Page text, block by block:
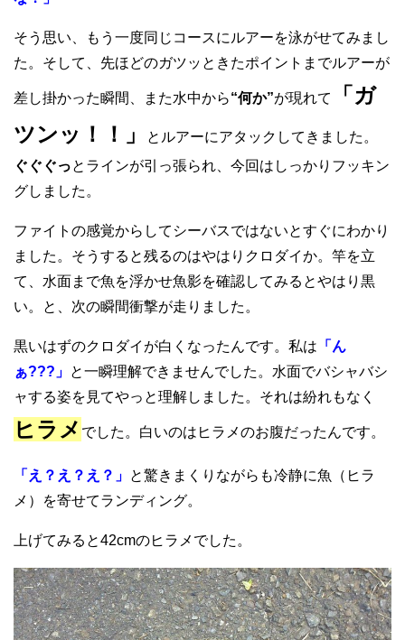
そう思い、もう一度同じコースにルアーを泳がせてみまし
た。そして、先ほどのガツッときたポイントまでルアーが
差し掛かった瞬間、また水中から“何か”が現れて
「ガ
ツンッ！！」
とルアーにアタックしてきました。
ぐぐぐっとラインが引っ張られ、今回はしっかりフッキン
グしました。
ファイトの感覚からしてシーバスではないとすぐにわかり
ました。そうすると残るのはやはりクロダイか。竿を立
て、水面まで魚を浮かせ魚影を確認してみるとやはり黒
い。と、次の瞬間衝撃が走りました。
黒いはずのクロダイが白くなったんです。私は 「ん
ぁ???」 と一瞬理解できませんでした。水面でバシャバシ
ャする姿を見てやっと理解しました。それは紛れもなく
ヒラメ でした。白いのはヒラメのお腹だったんです。
「え？え？え？」 と驚きまくりながらも冷静に魚（ヒラ
メ）を寄せてランディング。
上げてみると42cmのヒラメでした。